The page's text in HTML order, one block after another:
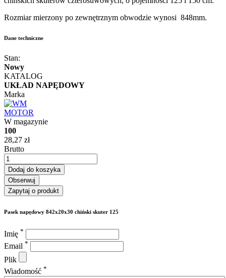
Rozmiar mierzony po zewnętrznym obwodzie wynosi 848mm.
Dane techniczne
Stan:
Nowy
KATALOG
UKŁAD NAPĘDOWY
Marka
W magazynie
100
28,27 zł
Brutto
Dodaj do koszyka
Obserwuj
Zapytaj o produkt
Pasek napędowy 842x20x30 chiński skuter 125
Imię *
Email *
Plik
Wiadomość *